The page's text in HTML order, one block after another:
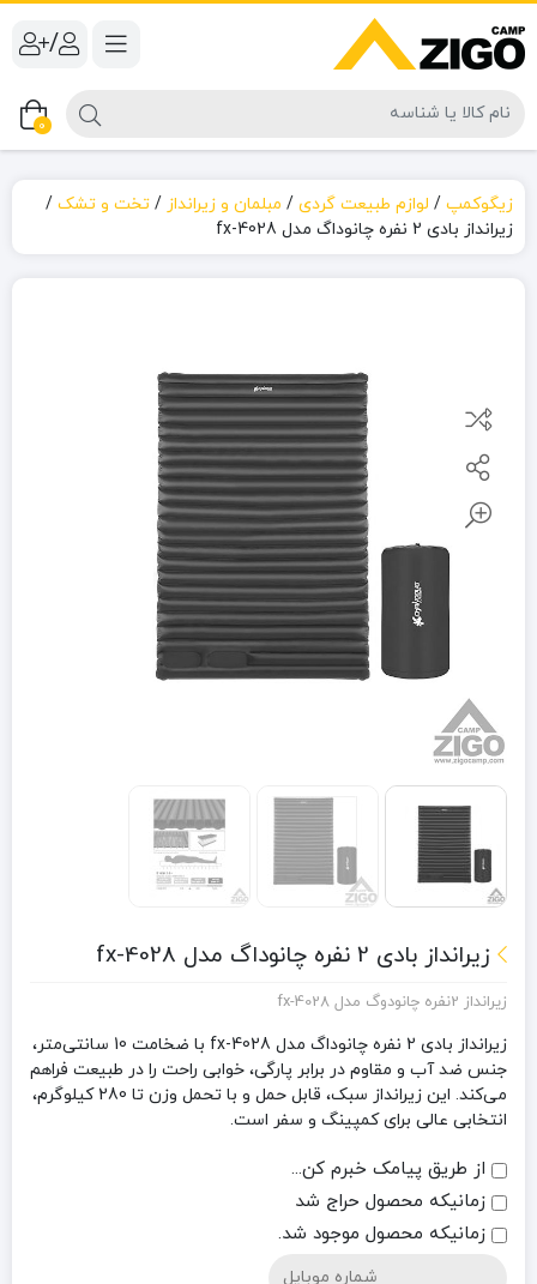
/
0
زیگوکمپ / لوازم طبیعت گردی / مبلمان و زیرانداز / تخت و تشک /
زیرانداز بادی 2 نفره چانوداگ مدل fx-4028
زیرانداز بادی 2 نفره چانوداگ مدل fx-4028
زیرانداز 2نفره چانودوگ مدل fx-4028
زیرانداز بادی 2 نفره چانوداگ مدل fx-4028 با ضخامت 10 سانتی‌متر،
جنس ضد آب و مقاوم در برابر پارگی، خوابی راحت را در طبیعت فراهم
می‌کند. این زیرانداز سبک، قابل حمل و با تحمل وزن تا 280 کیلوگرم،
انتخابی عالی برای کمپینگ و سفر است.
از طریق پیامک خبرم کن...
زمانیکه محصول حراج شد
زمانیکه محصول موجود شد.